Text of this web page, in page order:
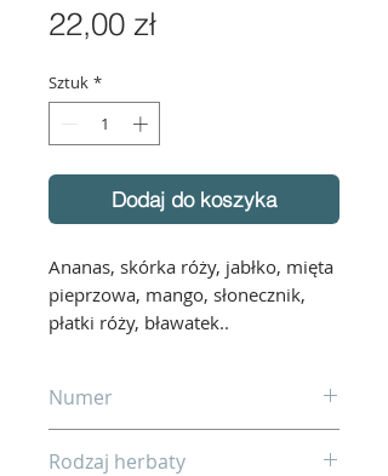
22,00 złCena
Sztuk *
Dodaj do koszyka
Ananas, skórka róży, jabłko, mięta
pieprzowa, mango, słonecznik,
płatki róży, bławatek..
Numer
Rodzaj herbaty